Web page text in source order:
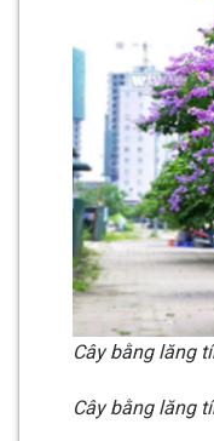
Cây bằng lăng
Cây bằng lăng